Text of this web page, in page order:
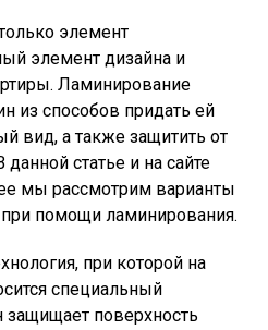
элемент
элемент дизайна и
Ламинирование
из способов придать ей
вид, а также защитить от
статье и на сайте
мы рассмотрим варианты
помощи ламинирования.
при которой на
специальный
поверхность